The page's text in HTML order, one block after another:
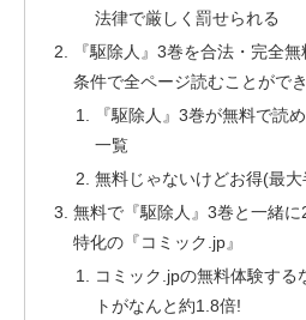
法律で厳しく罰せられる
『駆除人』3巻を合法・完全
条件で全ページ読むことがで
『駆除人』3巻が無料で読
一覧
無料じゃないけどお得(最
無料で『駆除人』3巻と一緒
特化の『コミック.jp』
コミック.jpの無料体験する
トがなんと約1.8倍!